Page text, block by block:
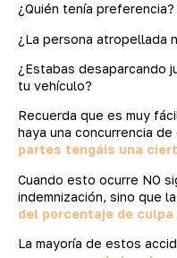
¿Quién tenía preferencia?
¿La persona atropellada
¿Estabas desaparcando
tu vehículo?
Recuerda que es muy
haya una concurrencia
partes tengáis una
Cuando esto ocurre NO
indemnización, sino que
del porcentaje de culpa
La mayoría de estos